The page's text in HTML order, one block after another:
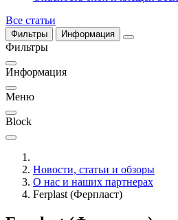
Все статьи
Фильтры Информация
Фильтры
Информация
Меню
Block
Новости, статьи и обзоры
О нас и наших партнерах
Ferplast (Ферпласт)